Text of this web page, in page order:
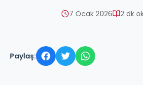
7 Ocak 2026 2 dk
Paylaş: